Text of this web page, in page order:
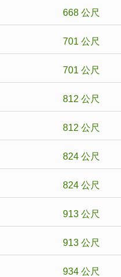
668 公尺
701 公尺
701 公尺
812 公尺
812 公尺
824 公尺
824 公尺
913 公尺
913 公尺
934 公尺